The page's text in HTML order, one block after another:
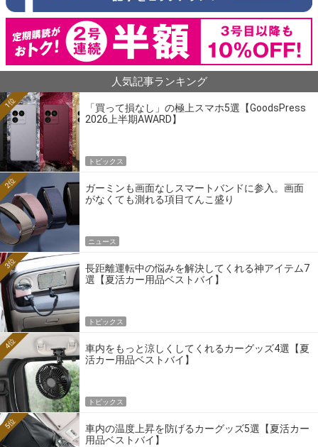
人気記事ランキング
「買って損なし」の極上スマホ5選【GoodsPress
2026上半期AWARD】
1位
トピックス
ガーミンも画面なしスマートバンドに参入。画面
がなくても測れる項目てんこ盛り
2位
ニュース
長距離運転中の悩みを解決してくれる神アイテム7
選【夏活カー用品ベストバイ】
3位
トピックス
車内をもっと涼しくしてくれるカーグッズ4選【夏
活カー用品ベストバイ】
4位
トピックス
車内の温度上昇を防げるカーグッズ5選【夏活カー
用品ベストバイ】
5位